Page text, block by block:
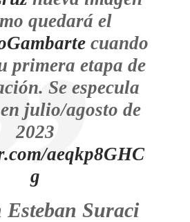
quedará el
cuando
primera etapa de
Se especula
julio/agosto de
2023
aeqkp8GHC
g
Suraci